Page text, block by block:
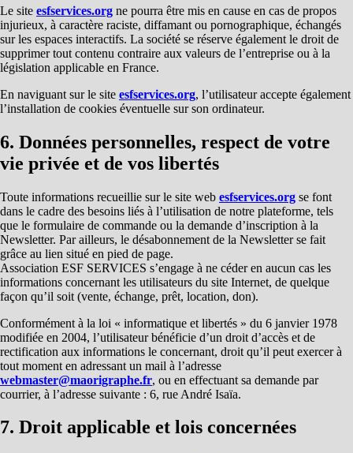
Le site esfservices.org ne pourra être mis en cause en cas de propos
injurieux, à caractère raciste, diffamant ou pornographique, échangés
sur les espaces interactifs. La société se réserve également le droit de
supprimer tout contenu contraire aux valeurs de l’entreprise ou à la
législation applicable en France.
En naviguant sur le site esfservices.org, l’utilisateur accepte également
l’installation de cookies éventuelle sur son ordinateur.
6. Données personnelles, respect de votre
vie privée et de vos libertés
Toute informations recueillie sur le site web esfservices.org se font
dans le cadre des besoins liés à l’utilisation de notre plateforme, tels
que le formulaire de commande ou la demande d’inscription à la
Newsletter. Par ailleurs, le désabonnement de la Newsletter se fait
grâce au lien situé en pied de page.
Association ESF SERVICES s’engage à ne céder en aucun cas les
informations concernant les utilisateurs du site Internet, de quelque
façon qu’il soit (vente, échange, prêt, location, don).
Conformément à la loi « informatique et libertés » du 6 janvier 1978
modifiée en 2004, l’utilisateur bénéficie d’un droit d’accès et de
rectification aux informations le concernant, droit qu’il peut exercer à
tout moment en adressant un mail à l’adresse
webmaster@maorigraphe.fr, ou en effectuant sa demande par
courrier, à l’adresse suivante : 6, rue André Isaïa.
7. Droit applicable et lois concernées